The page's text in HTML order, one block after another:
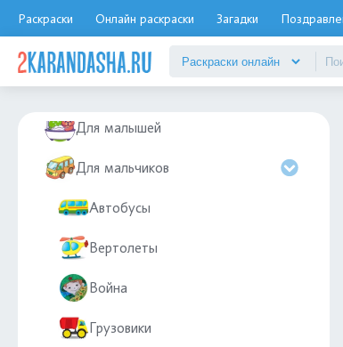
Раскраски Онлайн раскраски Загадки
Для дошкольников
Для малышей
Для мальчиков
Автобусы
Вертолеты
Война
Грузовики